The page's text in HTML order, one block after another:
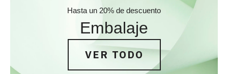
Hasta un 20% de descuento
Embalaje
VER TODO